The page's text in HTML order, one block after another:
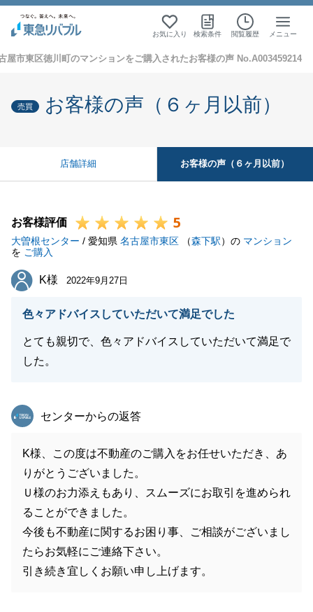
お気に入り 検索条件 閲覧履歴 メニュー
屋市東区徳川町のマンションをご購入されたお客様の声 No.A003459214
売買 お客様の声（６ヶ月以前）
店舗詳細 お客様の声（６ヶ月以前）
お客様評価 5
大曽根センター / 愛知県 名古屋市東区 （森下駅）の マンション
を ご購入
K様
K様 2022年9月27日
色々アドバイスしていただいて満足でした
とても親切で、色々アドバイスしていただいて満足で
した。
東急リバブル
センターからの返答
K様、この度は不動産のご購入をお任せいただき、あ
りがとうございました。
Ｕ様のお力添えもあり、スムーズにお取引を進められ
ることができました。
今後も不動産に関するお困り事、ご相談がございまし
たらお気軽にご連絡下さい。
引き続き宜しくお願い申し上げます。